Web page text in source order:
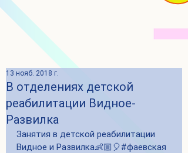
В отделениях детской
реабилитации Видное-
Развилка
13 нояб. 2018 г.
Занятия в детской реабилитации
Видное и Развилка👶🏼🎈#фаевская